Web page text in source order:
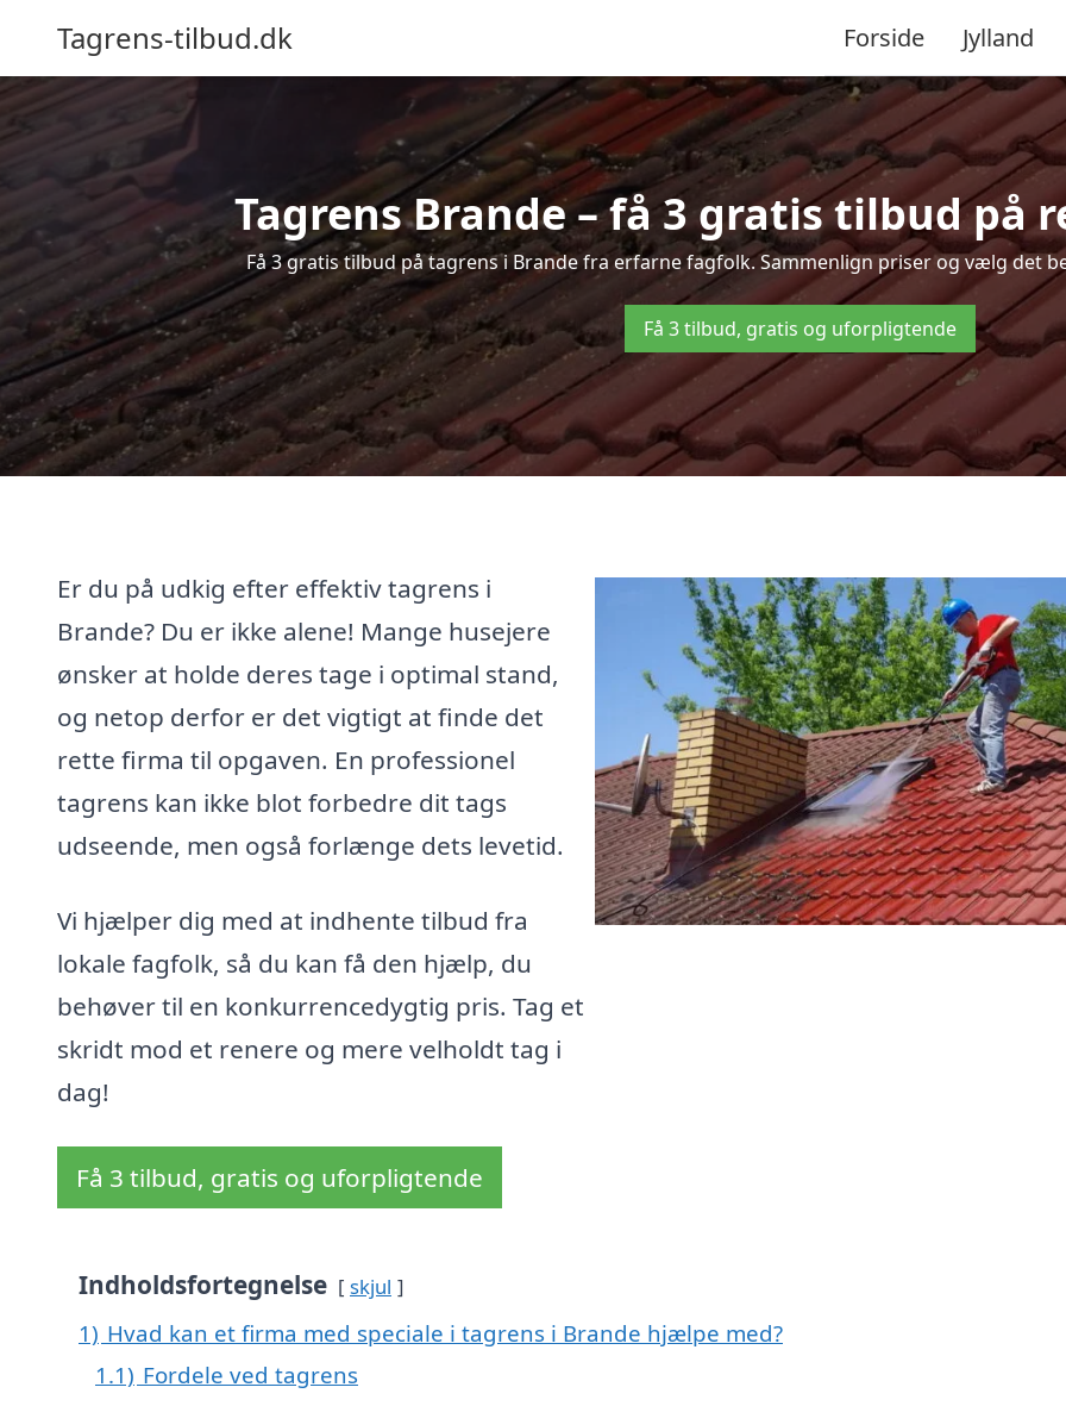
Tagrens-tilbud.dk Forside Jylland
Tagrens Brande – få 3 gratis tilbud på
Få 3 gratis tilbud på tagrens i Brande fra erfarne fagfolk. Sammenlign priser og vælg det
Få 3 tilbud, gratis og uforpligtende
Er du på udkig efter effektiv tagrens i
Brande? Du er ikke alene! Mange husejere
ønsker at holde deres tage i optimal stand,
og netop derfor er det vigtigt at finde det
rette firma til opgaven. En professionel
tagrens kan ikke blot forbedre dit tags
udseende, men også forlænge dets levetid.
Vi hjælper dig med at indhente tilbud fra
lokale fagfolk, så du kan få den hjælp, du
behøver til en konkurrencedygtig pris. Tag et
skridt mod et renere og mere velholdt tag i
dag!
Få 3 tilbud, gratis og uforpligtende
Indholdsfortegnelse skjul
1) Hvad kan et firma med speciale i tagrens i Brande hjælpe med?
1.1) Fordele ved tagrens